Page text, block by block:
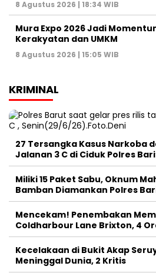
8 Agustus 2026 | 18:34 WIB
Mura Expo 2026 Jadi
Kerakyatan dan UMKM
8 Agustus 2026 | 15:05 WIB
KRIMINAL
27 Tersangka Kasus Narkoba
Jalanan 3 C di Ciduk Polres
Miliki 15 Paket Sabu, Oknum
Bamban Diamankan Polres
Mencekam! Penembakan
Coldharbour Lane Brixton, 4
Kecelakaan di Bukit Akap
Meninggal Dunia, 2 Kritis